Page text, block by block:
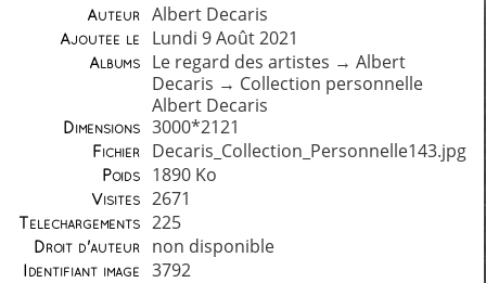
Auteur Albert Decaris
Ajoutée le Lundi 9 Août 2021
Albums Le regard des artistes → Albert
Decaris → Collection personnelle
Albert Decaris
Dimensions 3000*2121
Fichier Decaris_Collection_Personnelle143.jpg
Poids 1890 Ko
Visites 2671
Téléchargements 225
Droit d'auteur non disponible
Identifiant image 3792